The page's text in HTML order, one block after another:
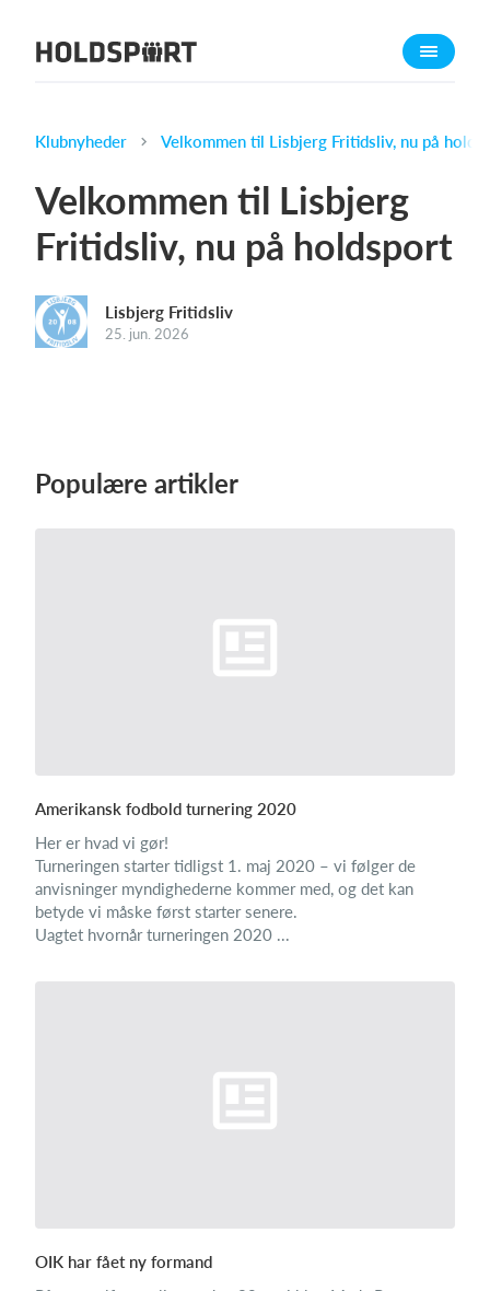
Om Holdsport
Presseomtale
Funktioner
Kontingentopkrævning
Hvad koster det?
Klubnyheder Velkommen til Lisbjerg Fritidsliv, nu på
Velkommen til Lisbjerg
Fritidsliv, nu på holdsport
Lisbjerg Fritidsliv
25. jun. 2026
Populære artikler
Amerikansk fodbold turnering 2020
Her er hvad vi gør!
Turneringen starter tidligst 1. maj 2020 – vi følger de
anvisninger myndighederne kommer med, og det kan
betyde vi måske først starter senere.
Uagtet hvornår turneringen 2020 ...
OIK har fået ny formand